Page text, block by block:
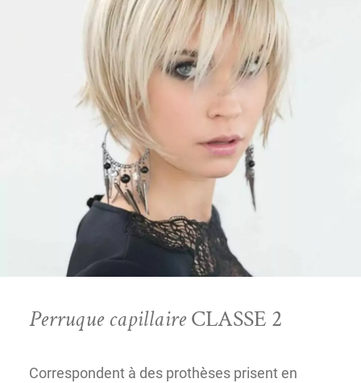
Perruque capillaireCLASSE 2
Correspondent à des prothèses prisent en